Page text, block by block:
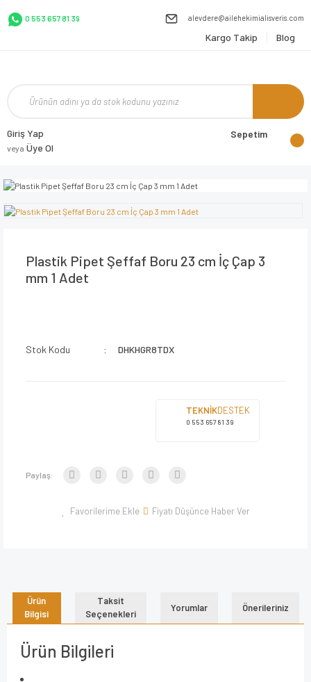
0 553 657 81 39 alevdere@ailehekimialisveris.com
Kargo Takip Blog
Giriş Yap
veya Üye Ol
Sepetim
Plastik Pipet Şeffaf Boru 23 cm İç Çap 3
mm 1 Adet
Stok Kodu DHKHGR8TDX
TEKNİKDESTEK
0 553 657 81 39
Paylaş:
Fiyatı Düşünce Haber Ver
Ürün
Bilgisi
Taksit
Seçenekleri
Yorumlar Önerileriniz
Ürün Bilgileri